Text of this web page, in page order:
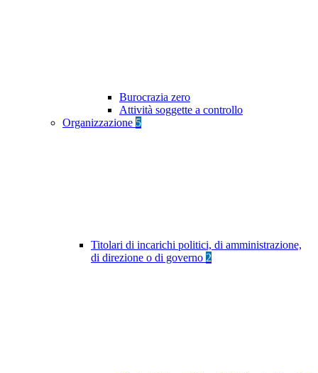
Burocrazia zero
Attività soggette a controllo
Organizzazione 5
Titolari di incarichi politici, di amministrazione,
di direzione o di governo 2